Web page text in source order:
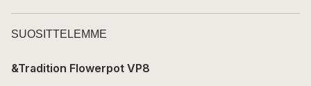
SUOSITTELEMME
&Tradition Flowerpot VP8